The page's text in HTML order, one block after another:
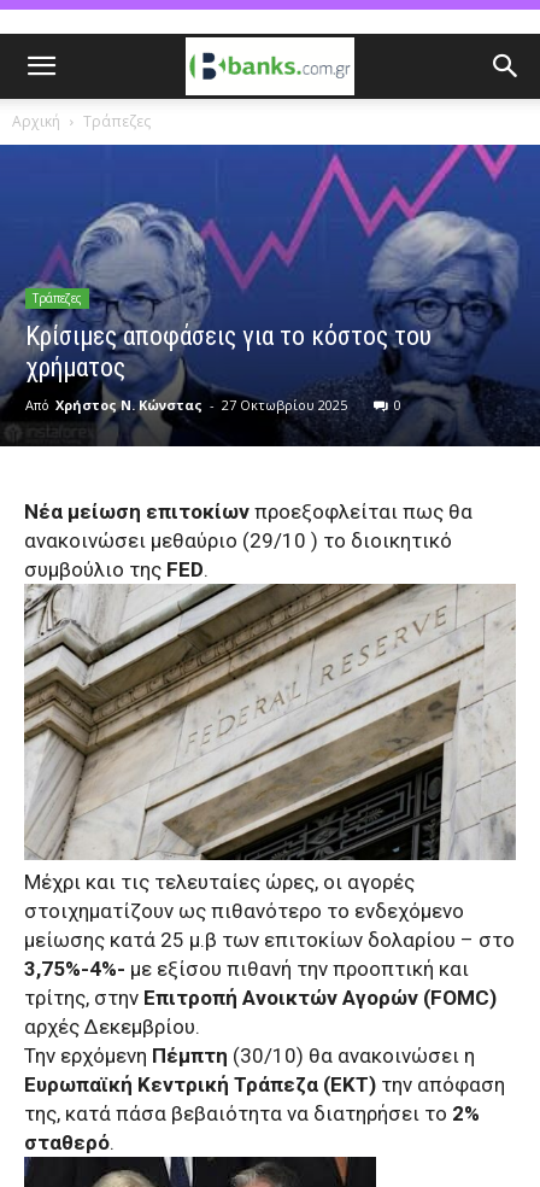
Αρχική Τράπεζες
Τράπεζες
Κρίσιμες αποφάσεις για το κόστος του
χρήματος
Από Χρήστος Ν. Κώνστας - 27 Οκτωβρίου 2025 0
Νέα μείωση επιτοκίων προεξοφλείται πως θα
ανακοινώσει μεθαύριο (29/10 ) το διοικητικό
συμβούλιο της FED.
Μέχρι και τις τελευταίες ώρες, οι αγορές
στοιχηματίζουν ως πιθανότερο το ενδεχόμενο
μείωσης κατά 25 μ.β των επιτοκίων δολαρίου – στο
3,75%-4%- με εξίσου πιθανή την προοπτική και
τρίτης, στην Επιτροπή Ανοικτών Αγορών (FOMC)
αρχές Δεκεμβρίου.
Την ερχόμενη Πέμπτη (30/10) θα ανακοινώσει η
Ευρωπαϊκή Κεντρική Τράπεζα (ΕΚΤ) την απόφαση
της, κατά πάσα βεβαιότητα να διατηρήσει το 2%
σταθερό.